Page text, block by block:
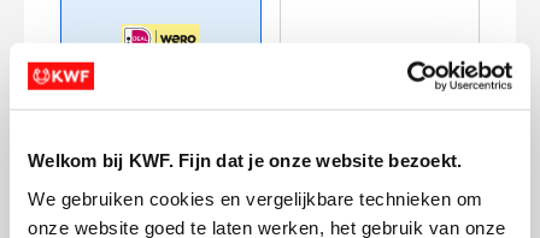
Welkom bij KWF. Fijn dat je onze website bezoekt.
We gebruiken cookies en vergelijkbare technieken om
onze website goed te laten werken, het gebruik van onze
Creditcard
Referentie